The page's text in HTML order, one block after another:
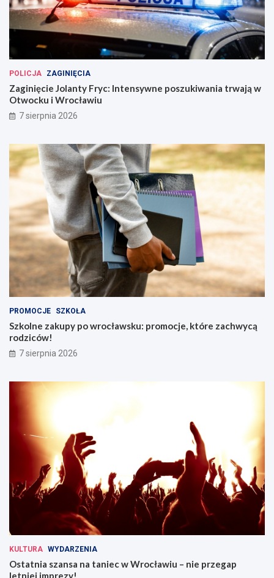
POLICJA ZAGINIĘCIA
Zaginięcie Jolanty Fryc: Intensywne poszukiwania trwają w
Otwocku i Wrocławiu
7 sierpnia 2026
PROMOCJE SZKOŁA
Szkolne zakupy po wrocławsku: promocje, które zachwycą
rodziców!
7 sierpnia 2026
KULTURA WYDARZENIA
Ostatnia szansa na taniec w Wrocławiu – nie przegap
letniej imprezy!